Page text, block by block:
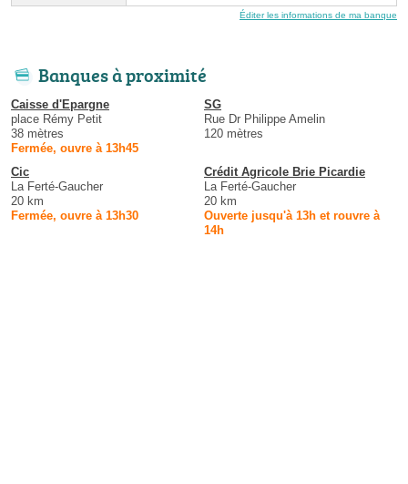
Éditer les informations de ma banque
Banques à proximité
Caisse d'Epargne
place Rémy Petit
38 mètres
Fermée, ouvre à 13h45
SG
Rue Dr Philippe Amelin
120 mètres
Cic
La Ferté-Gaucher
20 km
Fermée, ouvre à 13h30
Crédit Agricole Brie Picardie
La Ferté-Gaucher
20 km
Ouverte jusqu'à 13h et rouvre à
14h